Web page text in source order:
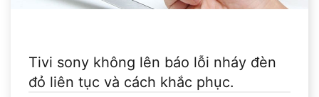
Tivi sony không lên báo lỗi nháy đèn
đỏ liên tục và cách khắc phục.